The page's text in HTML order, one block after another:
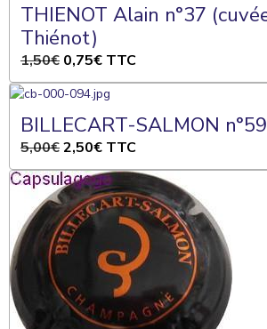
THIENOT Alain n°37 (cuvée Alain
Thiénot)
1,50€ 0,75€ TTC
BILLECART-SALMON n°59
5,00€2,50€ TTC